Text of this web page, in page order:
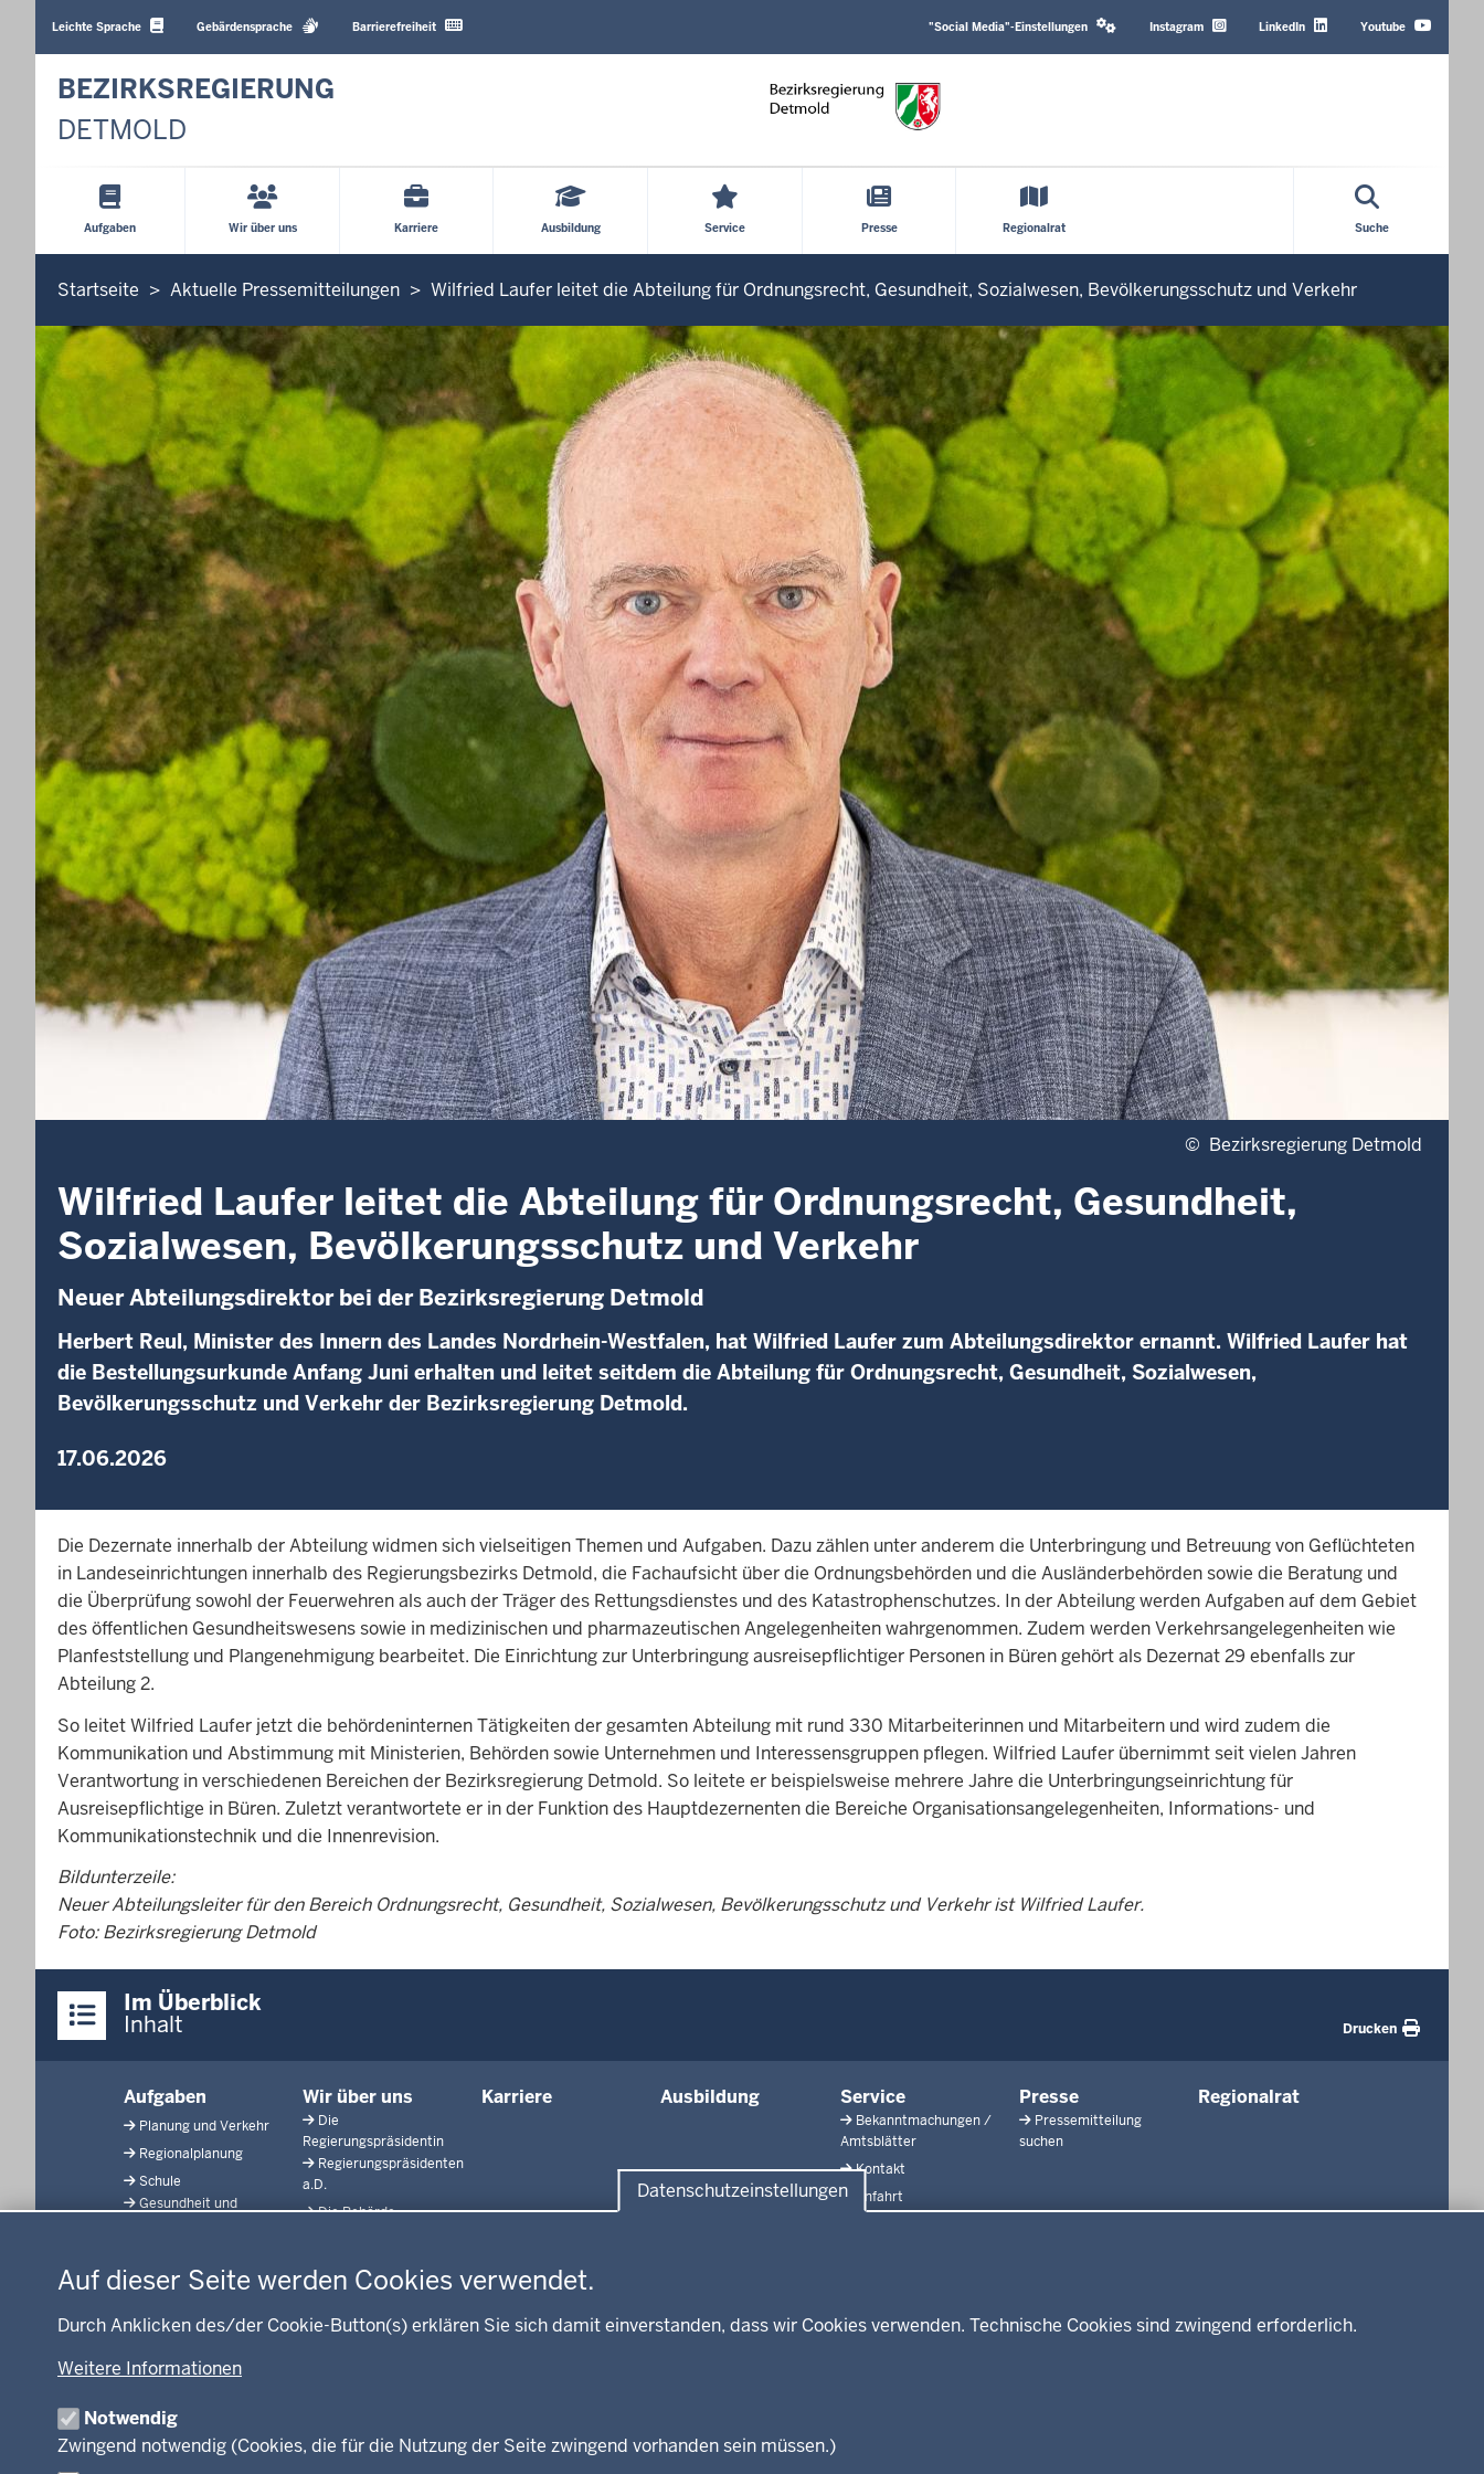
Datenschutzeinstellungen
Auf dieser Seite werden Cookies verwendet.
Durch Anklicken des/der Cookie-Button(s) erklären Sie sich damit einverstanden, dass wir Cookies verwenden. Technische Cookies sind zwingend erforderlich.
Weitere Informationen
Notwendig
Zwingend notwendig (Cookies, die für die Nutzung der Seite zwingend vorhanden sein müssen.)
Sprachen
Leichte Sprache Gebärdensprache Barrierefreiheit
Media
"Social Media"-Einstellungen
TopInstagram LinkedIn Youtube
BEZIRKSREGIERUNG
DETMOLD
Hauptmenü
Aufgaben Wir über uns Karriere Ausbildung Service Presse Regionalrat Suche
Sie
sich
hier
Startseite Aktuelle Pressemitteilungen Wilfried Laufer leitet die Abteilung für Ordnungsrecht, Gesundheit, Sozialwesen, Bevölkerungsschutz und Verkehr
© Bezirksregierung Detmold
Wilfried Laufer leitet die Abteilung für Ordnungsrecht, Gesundheit,
Sozialwesen, Bevölkerungsschutz und Verkehr
Neuer Abteilungsdirektor bei der Bezirksregierung Detmold
Herbert Reul, Minister des Innern des Landes Nordrhein-Westfalen, hat Wilfried Laufer zum Abteilungsdirektor ernannt. Wilfried Laufer hat
die Bestellungsurkunde Anfang Juni erhalten und leitet seitdem die Abteilung für Ordnungsrecht, Gesundheit, Sozialwesen,
Bevölkerungsschutz und Verkehr der Bezirksregierung Detmold.
17.06.2026
Die Dezernate innerhalb der Abteilung widmen sich vielseitigen Themen und Aufgaben. Dazu zählen unter anderem die Unterbringung und Betreuung von Geflüchteten
in Landeseinrichtungen innerhalb des Regierungsbezirks Detmold, die Fachaufsicht über die Ordnungsbehörden und die Ausländerbehörden sowie die Beratung und
die Überprüfung sowohl der Feuerwehren als auch der Träger des Rettungsdienstes und des Katastrophenschutzes. In der Abteilung werden Aufgaben auf dem Gebiet
des öffentlichen Gesundheitswesens sowie in medizinischen und pharmazeutischen Angelegenheiten wahrgenommen. Zudem werden Verkehrsangelegenheiten wie
Planfeststellung und Plangenehmigung bearbeitet. Die Einrichtung zur Unterbringung ausreisepflichtiger Personen in Büren gehört als Dezernat 29 ebenfalls zur
Abteilung 2.
So leitet Wilfried Laufer jetzt die behördeninternen Tätigkeiten der gesamten Abteilung mit rund 330 Mitarbeiterinnen und Mitarbeitern und wird zudem die
Kommunikation und Abstimmung mit Ministerien, Behörden sowie Unternehmen und Interessensgruppen pflegen. Wilfried Laufer übernimmt seit vielen Jahren
Verantwortung in verschiedenen Bereichen der Bezirksregierung Detmold. So leitete er beispielsweise mehrere Jahre die Unterbringungseinrichtung für
Ausreisepflichtige in Büren. Zuletzt verantwortete er in der Funktion des Hauptdezernenten die Bereiche Organisationsangelegenheiten, Informations- und
Kommunikationstechnik und die Innenrevision.
Bildunterzeile:
Neuer Abteilungsleiter für den Bereich Ordnungsrecht, Gesundheit, Sozialwesen, Bevölkerungsschutz und Verkehr ist Wilfried Laufer.
Foto: Bezirksregierung Detmold
Inhalte
Im Überblick
Inhalt Drucken
Fußzeile
Aufgaben
Planung und Verkehr
Regionalplanung
Schule
Gesundheit und
Naturschutz
Arbeitsschutz
Beihilfe
Kommunales
Wir über uns
Die
Regierungspräsidentin
Regierungspräsidenten
a.D.
Die Behörde
Unsere Aufgaben
Integration
Karriere Ausbildung Service
Bekanntmachungen /
Amtsblätter
Kontakt
Anfahrt
Presse
Pressemitteilung
suchen
Regionalrat
WEITERE LINKS